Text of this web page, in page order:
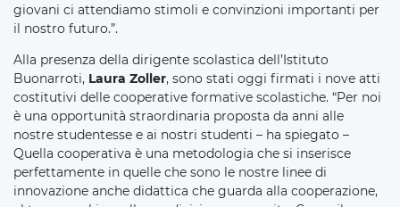
giovani ci attendiamo stimoli e convinzioni importanti per
il nostro futuro.”.
Alla presenza della dirigente scolastica dell’Istituto
Buonarroti, Laura Zoller, sono stati oggi firmati i nove atti
costitutivi delle cooperative formative scolastiche. “Per noi
è una opportunità straordinaria proposta da anni alle
nostre studentesse e ai nostri studenti – ha spiegato –
Quella cooperativa è una metodologia che si inserisce
perfettamente in quelle che sono le nostre linee di
innovazione anche didattica che guarda alla cooperazione,